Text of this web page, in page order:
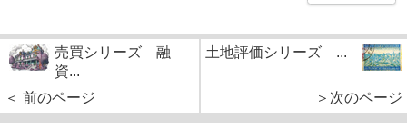
売買シリーズ 融
資...
＜ 前のページ
土地評価シリーズ ...
＞次のページ